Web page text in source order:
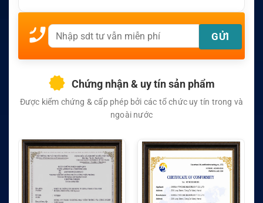
Chứng nhận & uy tín sản phẩm
Được kiểm chứng & cấp phép bởi các tổ chức uy tín trong và
ngoài nước